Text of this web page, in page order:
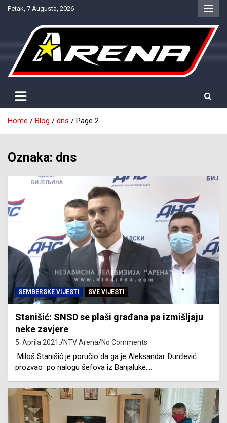
SkipPetak, 7 Augusta, 2026
NTV Arena
Home Blog dns Page 2
Oznaka: dns
SEMBERSKE VIJESTI SVE VIJESTI
Stanišić: SNSD se plaši građana pa izmišljaju
neke zavjere
5. Aprila 2021. NTV Arena No Comments
Miloš Stanišić je poručio da ga je Aleksandar Đurđević
prozvao po nalogu šefova iz Banjaluke,…